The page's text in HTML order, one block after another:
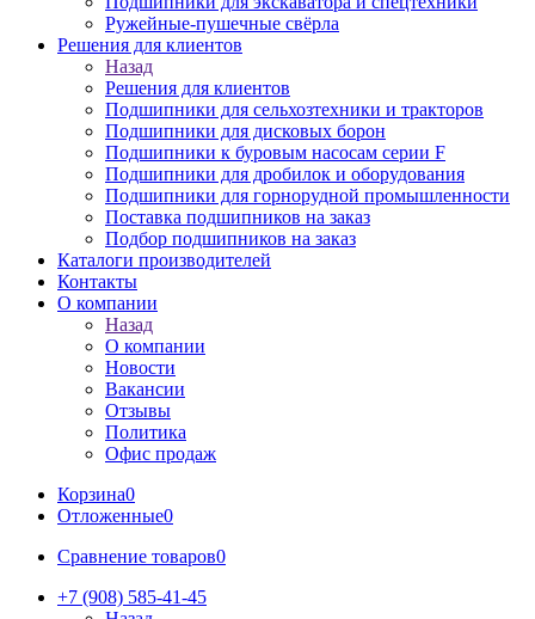
Ружейные-пушечные свёрла
Решения для клиентов
Назад
Решения для клиентов
Подшипники для сельхозтехники и тракторов
Подшипники для дисковых борон
Подшипники к буровым насосам серии F
Подшипники для дробилок и оборудования
Подшипники для горнорудной промышленности
Поставка подшипников на заказ
Подбор подшипников на заказ
Каталоги производителей
Контакты
О компании
Назад
О компании
Новости
Вакансии
Отзывы
Политика
Офис продаж
Корзина0
Отложенные0
Сравнение товаров0
+7 (908) 585-41-45